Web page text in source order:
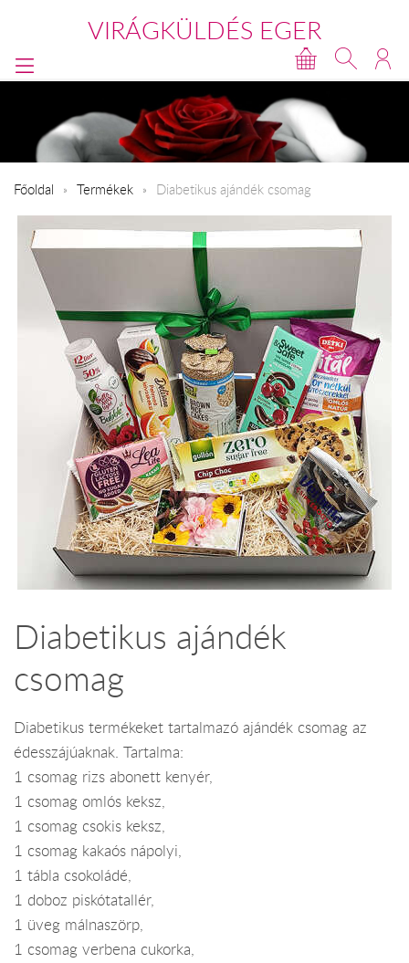
VIRÁGKÜLDÉS EGER
Főoldal Termékek Diabetikus ajándék csomag
Diabetikus ajándék
csomag
Diabetikus termékeket tartalmazó ajándék csomag az
édesszájúaknak. Tartalma:
1 csomag rizs abonett kenyér,
1 csomag omlós keksz,
1 csomag csokis keksz,
1 csomag kakaós nápolyi,
1 tábla csokoládé,
1 doboz piskótatallér,
1 üveg málnaszörp,
1 csomag verbena cukorka,